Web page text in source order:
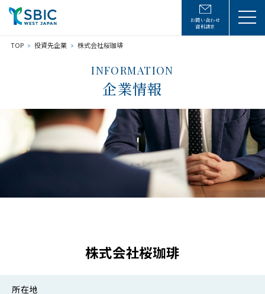
お問い合わせ
資料請求
TOP 投資先企業 株式会社桜珈琲
INFORMATION
企業情報
株式会社桜珈琲
所在地